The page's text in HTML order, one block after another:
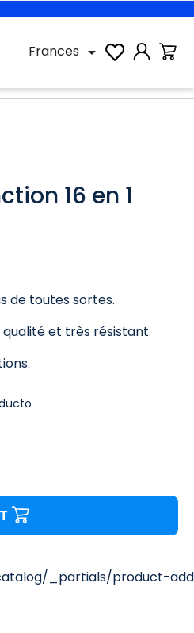
Frances 
16 en 1
de toutes sortes.
et très résistant.
_partials/product-